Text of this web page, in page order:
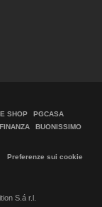
SHOP
PGCASA
BUONISSIMO
Preferenze sui cookie
S.á r.l.